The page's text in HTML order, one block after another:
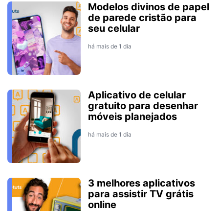
Modelos divinos de papel
de parede cristão para
seu celular
há mais de 1 dia
Aplicativo de celular
gratuito para desenhar
móveis planejados
há mais de 1 dia
3 melhores aplicativos
para assistir TV grátis
online